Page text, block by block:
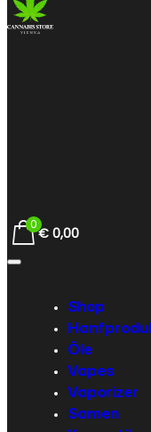
€ 0,00
0
Shop
Öle
Vapes
Vaporizer
Samen